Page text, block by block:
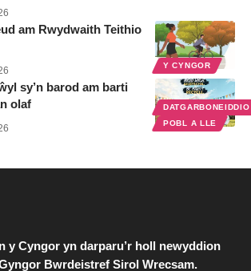
Y CYNGOR
am Rwydwaith Teithio
POBL A LLE
sy’n barod am barti
olaf
Bwrdeistref Sirol Wrecsam.